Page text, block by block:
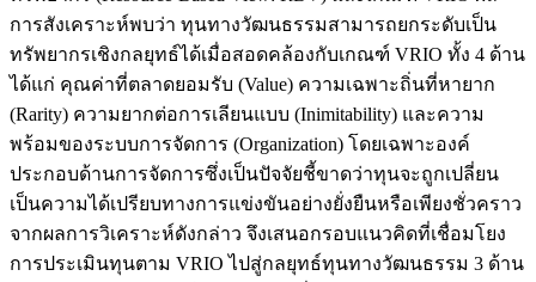
การสังเคราะห์พบว่า ทุนทางวัฒนธรรมสามารถยกระดับเป็น
ทรัพยากรเชิงกลยุทธ์ได้เมื่อสอดคล้องกับเกณฑ์ VRIO ทั้ง 4 ด้าน
ได้แก่ คุณค่าที่ตลาดยอมรับ (Value) ความเฉพาะถิ่นที่หายาก
(Rarity) ความยากต่อการเลียนแบบ (Inimitability) และความ
พร้อมของระบบการจัดการ (Organization) โดยเฉพาะองค์
ประกอบด้านการจัดการซึ่งเป็นปัจจัยชี้ขาดว่าทุนจะถูกเปลี่ยน
เป็นความได้เปรียบทางการแข่งขันอย่างยั่งยืนหรือเพียงชั่วคราว
จากผลการวิเคราะห์ดังกล่าว จึงเสนอกรอบแนวคิดที่เชื่อมโยง
การประเมินทุนตาม VRIO ไปสู่กลยุทธ์ทุนทางวัฒนธรรม 3 ด้าน